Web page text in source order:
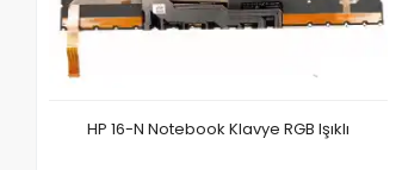
HP 16-N Notebook Klavye RGB Işıklı